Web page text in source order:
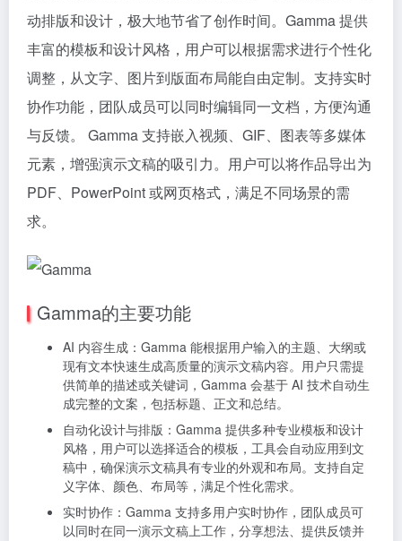
动排版和设计，极大地节省了创作时间。Gamma 提供
丰富的模板和设计风格，用户可以根据需求进行个性化
调整，从文字、图片到版面布局能自由定制。支持实时
协作功能，团队成员可以同时编辑同一文档，方便沟通
与反馈。 Gamma 支持嵌入视频、GIF、图表等多媒体
元素，增强演示文稿的吸引力。用户可以将作品导出为
PDF、PowerPoint 或网页格式，满足不同场景的需
求。
Gamma的主要功能
AI 内容生成：Gamma 能根据用户输入的主题、大纲或
现有文本快速生成高质量的演示文稿内容。用户只需提
供简单的描述或关键词，Gamma 会基于 AI 技术自动生
成完整的文案，包括标题、正文和总结。
自动化设计与排版：Gamma 提供多种专业模板和设计
风格，用户可以选择适合的模板，工具会自动应用到文
稿中，确保演示文稿具有专业的外观和布局。支持自定
义字体、颜色、布局等，满足个性化需求。
实时协作：Gamma 支持多用户实时协作，团队成员可
以同时在同一演示文稿上工作，分享想法、提供反馈并